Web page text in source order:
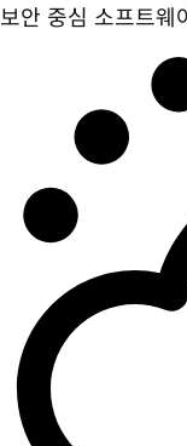
보안 중심 소프트웨